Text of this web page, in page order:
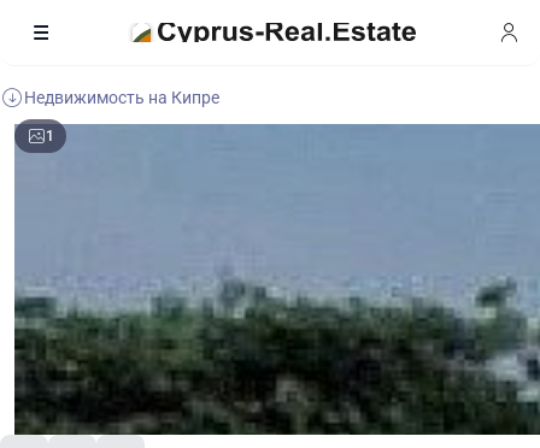
Недвижимость на Кипре
1